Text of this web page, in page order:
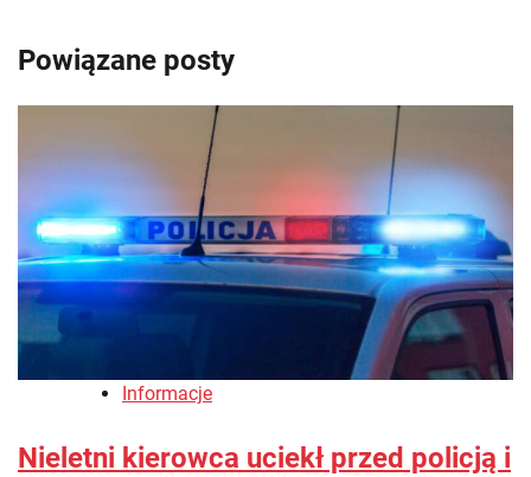
Powiązane posty
Informacje
Nieletni kierowca uciekł przed policją i